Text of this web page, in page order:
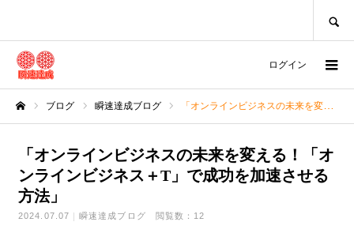
ログイン
ブログ 瞬速達成ブログ 「オンラインビジネスの未来を変える！「オンラインビジネス＋T」で成功を加速させる方法」
「オンラインビジネスの未来を変える！「オ
ンラインビジネス＋T」で成功を加速させる
方法」
2024.07.07 瞬速達成ブログ 閲覧数：12